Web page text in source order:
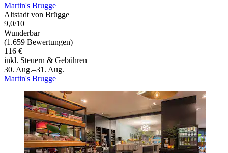
Martin's Brugge
Altstadt von Brügge
9,0/10
Wunderbar
(1.659 Bewertungen)
116 €
inkl. Steuern & Gebühren
30. Aug.–31. Aug.
Martin's Brugge